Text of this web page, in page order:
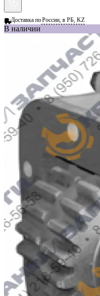
Доставка поРоссии, в РБ, KZ
В наличии